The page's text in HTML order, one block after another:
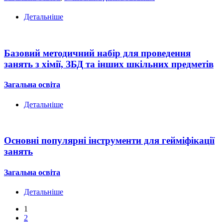
Детальніше
Базовий методичний набір для проведення
занять з хімії, ЗБД та інших шкільних предметів
Загальна освіта
Детальніше
Основні популярні інструменти для гейміфікації
занять
Загальна освіта
Детальніше
1
2